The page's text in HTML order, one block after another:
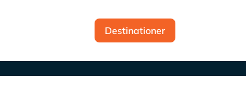
Destinationer